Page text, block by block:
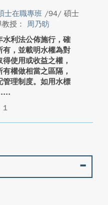
士在職專班 /94/ 碩士
授： 周乃昉
利法公佈施行，確
有，並載明水權為對
使用或收益之權，
權做相當之區隔，
管理制度。如用水標
1